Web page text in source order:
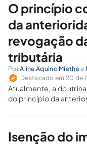
atinentes à ciência
necessitam ser
intento.
O princípio
da
revogação
tributária
PorAline Aquino Miethee
Destacado em 20 de
Atualmente, a
do princípio da
entendimento não é
Isenção do